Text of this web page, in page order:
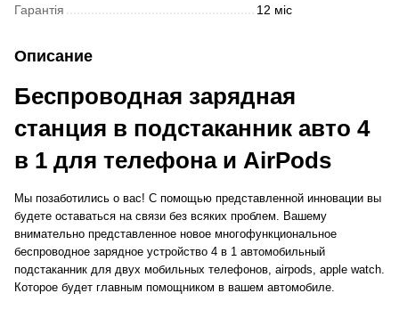
Гарантія 12 міс
Описание
Беспроводная зарядная
станция в подстаканник авто 4
в 1 для телефона и AirPods
Мы позаботились о вас! С помощью представленной инновации вы
будете оставаться на связи без всяких проблем. Вашему
внимательно представленное новое многофункциональное
беспроводное зарядное устройство 4 в 1 автомобильный
подстаканник для двух мобильных телефонов, airpods, apple watch.
Которое будет главным помощником в вашем автомобиле.